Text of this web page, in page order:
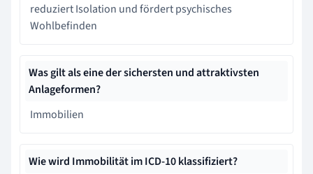
reduziert Isolation und fördert psychisches
Wohlbefinden
Was gilt als eine der sichersten und attraktivsten
Anlageformen?
Immobilien
Wie wird Immobilität im ICD-10 klassifiziert?